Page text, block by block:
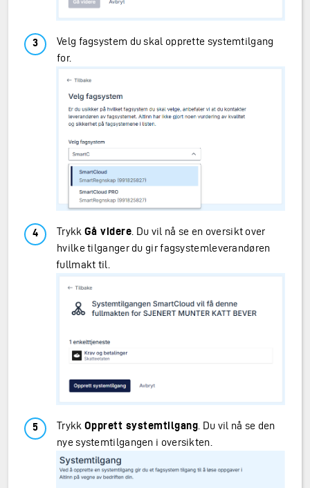
Velg fagsystem du skal opprette systemtilgang
for.
Trykk Gå videre . Du vil nå se en oversikt over
hvilke tilganger du gir fagsystemleverandøren
fullmakt til.
Trykk Opprett systemtilgang . Du vil nå se den
nye systemtilgangen i oversikten.